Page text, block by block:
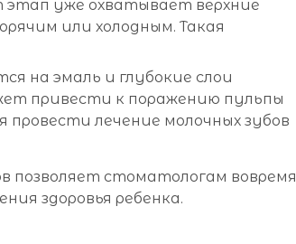
этап уже охватывает верхние
или холодным. Такая
на эмаль и глубокие слои
привести к поражению пульпы
провести лечение молочных зубов
позволяет стоматологам вовремя
здоровья ребенка.